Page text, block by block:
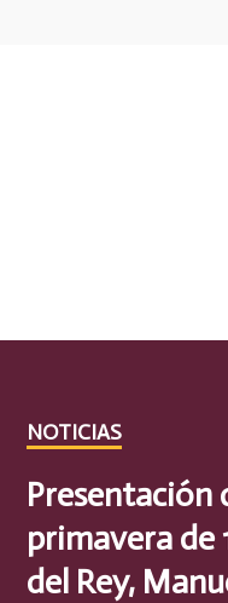
NOTICIAS
Presentación
primavera de
del Rey,